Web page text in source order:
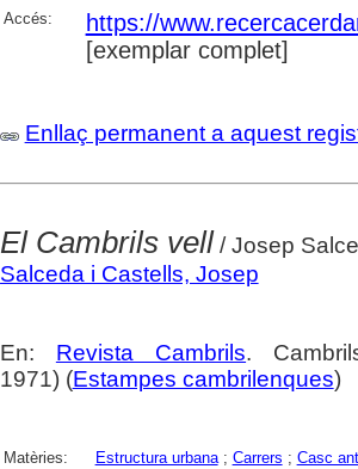
Accés:
https://
[exemplar complet]
Enllaç permanent a aquest
El Cambrils vell/ Josep
Salceda i Castells, Josep
En: Revista Cambrils.
1971) (Estampes cambrilenques)
Matèries: Estructura urbana; Carrers ; Casc